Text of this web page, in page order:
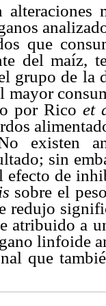
alteraciones
que
del maíz,
grupo de
por Rico et
existen
sin
efecto de
sobre el
redujo
atribuido a
linfoide
que